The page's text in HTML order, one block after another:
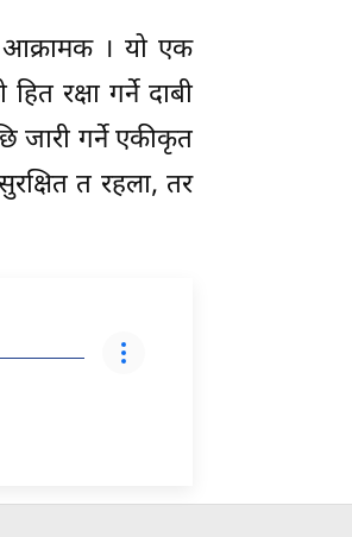
आक्रामक । यो एक
रक्षा गर्ने दाबी
जारी गर्ने एकीकृत
त रहला, तर